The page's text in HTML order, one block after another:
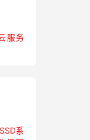
服务
系